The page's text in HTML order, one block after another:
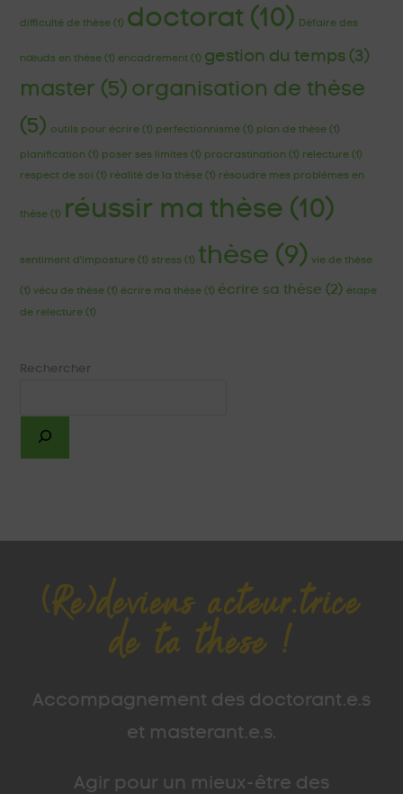
difficulté de thèse (1) doctorat (10) Défaire des
nœuds en thèse (1) encadrement (1) gestion du temps (3)
master (5) organisation de thèse
(5) outils pour écrire (1) perfectionnisme (1) plan de thèse (1)
planification (1) poser ses limites (1) procrastination (1) relecture (1)
respect de soi (1) réalité de la thèse (1) résoudre mes problèmes en
thèse (1) réussir ma thèse (10)
sentiment d'imposture (1) stress (1) thèse (9) vie de thèse
(1) vécu de thèse (1) écrire ma thèse (1) écrire sa thèse (2) étape
de relecture (1)
Rechercher
(Re)deviens acteur.trice
de ta thèse !
Accompagnement des doctorant.e.s
et masterant.e.s.
Agir pour un mieux-être des